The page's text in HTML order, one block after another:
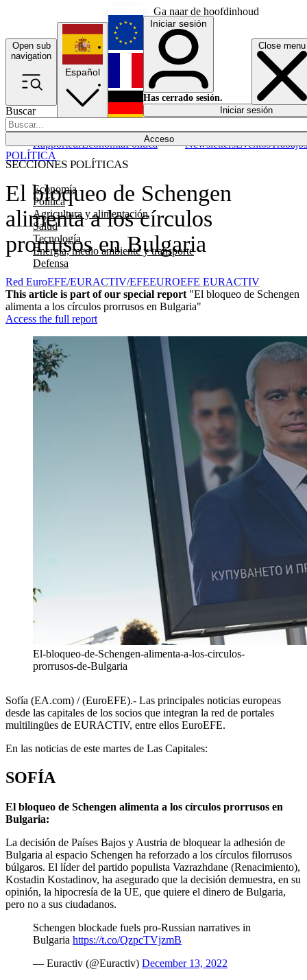
Ga naar de hoofdinhoud
Open sub
navigation
Close menu
Buscar
Acceso
SECCIONES POLÍTICAS
Economía
Política
Agricultura y alimentación
Salud
Tecnología
Energía, medio ambiente y transporte
Defensa
RapporteurEconomíaPolítica NewslettersEventosTrabajos
Español
English
Français
Iniciar sesión
Has cerrado sesión.
Iniciar sesión
El bloqueo de Schengen
alimenta a los círculos
prorrusos en Bulgaria
POLÍTICA
Red EuroEFE/EURACTIV/EFEEUROEFE EURACTIV
This article is part of our special report "El bloqueo de Schengen
alimenta a los círculos prorrusos en Bulgaria"
Access the full report
El-bloqueo-de-Schengen-alimenta-a-los-circulos-
prorrusos-de-Bulgaria
Sofía (EA.com) / (EuroEFE).- Las principales noticias europeas
desde las capitales de los socios que integran la red de portales
multilingües de EURACTIV, entre ellos EuroEFE.
En las noticias de este martes de Las Capitales:
SOFÍA
El bloqueo de Schengen alimenta a los círculos prorrusos en
Bulgaria:
La decisión de Países Bajos y Austria de bloquear la adhesión de
Bulgaria al espacio Schengen ha reforzado a los círculos filorrusos
búlgaros. El líder del partido populista Vazrazhdane (Renacimiento),
Kostadin Kostadinov, ha asegurado que la decisión demuestra, en su
opinión, la hipocresía de la UE, que quiere el dinero de Bulgaria,
pero no a sus ciudadanos.
Schengen blockade fuels pro-Russian narratives in
Bulgaria https://t.co/QzpcTVjzmB
— Euractiv (@Euractiv) December 13, 2022